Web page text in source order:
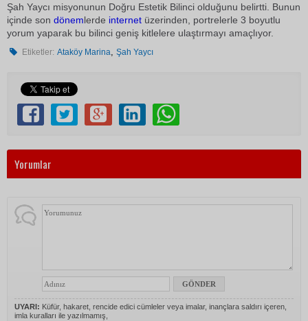
Şah Yaycı misyonunun Doğru Estetik Bilinci olduğunu belirtti. Bunun
içinde son dönemlerde internet üzerinden, portrelerle 3 boyutlu
yorum yaparak bu bilinci geniş kitlelere ulaştırmayı amaçlıyor.
Etiketler: Ataköy Marina,Şah Yaycı
Yorumlar
UYARI: Küfür, hakaret, rencide edici cümleler veya imalar, inançlara saldırı içeren,
imla kuralları ile yazılmamış,